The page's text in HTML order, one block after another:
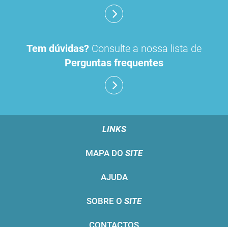
Tem dúvidas? Consulte a nossa lista de
Perguntas frequentes
LINKS
MAPA DO SITE
AJUDA
SOBRE O SITE